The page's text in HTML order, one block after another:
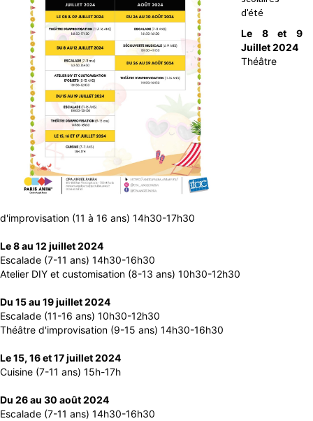
d'été
Le 8 et 9
Juillet 2024
Théâtre
d'improvisation (11 à 16 ans) 14h30-17h30
Le 8 au 12 juillet 2024
Escalade (7-11 ans) 14h30-16h30
Atelier DIY et customisation (8-13 ans) 10h30-12h30
Du 15 au 19 juillet 2024
Escalade (11-16 ans) 10h30-12h30
Théâtre d'improvisation (9-15 ans) 14h30-16h30
Le 15, 16 et 17 juillet 2024
Cuisine (7-11 ans) 15h-17h
Du 26 au 30 août 2024
Escalade (7-11 ans) 14h30-16h30